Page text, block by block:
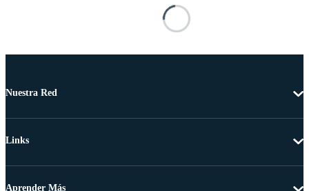
Nuestra Red
Links
Aprender Más